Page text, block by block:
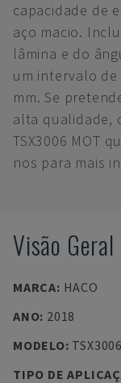
capacidade de
aço macio.
lâmina e do
um intervalo
mm. Se
alta qualidade,
TSX3006 MOT
nos para mais
Visão Geral
MARCA: HACO
ANO: 2018
MODELO:
TIPO DE